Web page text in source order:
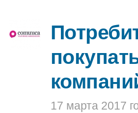
17 марта 2017